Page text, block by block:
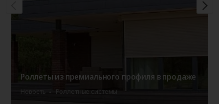
Роллеты из премиального профиля в продаже
Новость Роллетные системы